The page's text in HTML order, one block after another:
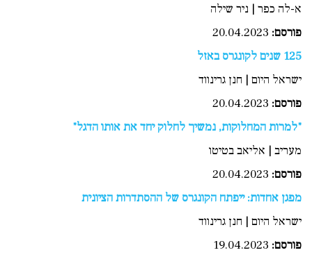
א-לה כפר | ניר שילה
פורסם:
125 שנים לקונגרס באזל
ישראל היום | חנן גרינווד
פורסם:
"למרות המחלוקות, נמשיך לחלוק יחד את אותו הדגל"
מעריב | אליאב בטיטו
פורסם:
מפגן אחדות: ייפתח הקונגרס של ההסתדרות הציונית
ישראל היום | חנן גרינווד
פורסם: